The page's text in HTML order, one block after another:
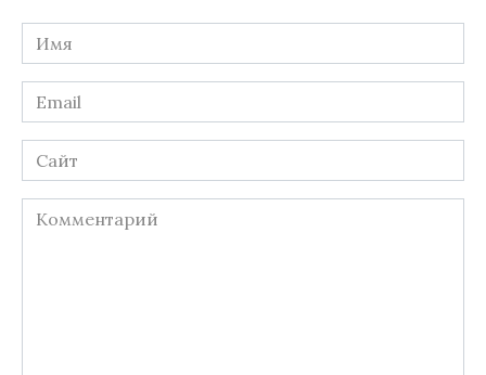
Имя
*
Email
*
Сайт
Комментарий